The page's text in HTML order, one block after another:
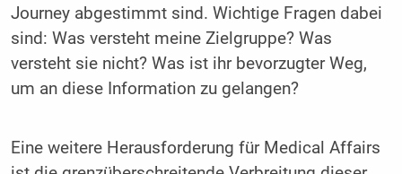
Journey abgestimmt sind. Wichtige Fragen dabei
sind: Was versteht meine Zielgruppe? Was
versteht sie nicht? Was ist ihr bevorzugter Weg,
um an diese Information zu gelangen?
Eine weitere Herausforderung für Medical Affairs